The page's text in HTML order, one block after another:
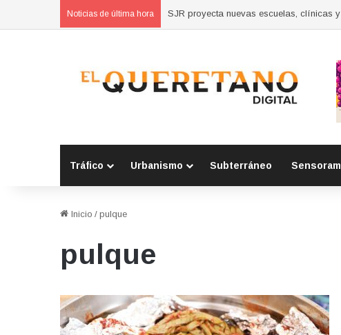
Noticias de última hora SJR proyecta nuevas escuelas, clínicas
Tráfico Urbanismo Subterráneo
Inicio / pulque
pulque